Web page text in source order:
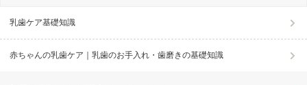
乳歯ケア基礎知識
赤ちゃんの乳歯ケア｜乳歯のお手入れ・歯磨きの基礎知識